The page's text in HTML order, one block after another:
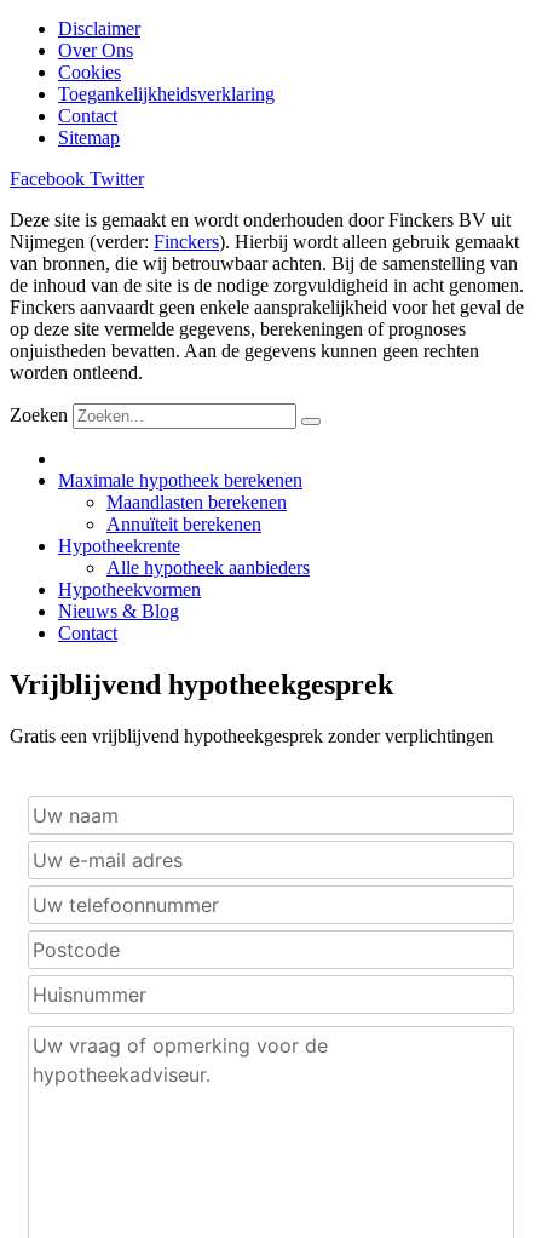
Disclaimer
Over Ons
Cookies
Toegankelijkheidsverklaring
Contact
Sitemap
Facebook Twitter
Deze site is gemaakt en wordt onderhouden door Finckers BV uit
Nijmegen (verder: Finckers). Hierbij wordt alleen gebruik gemaakt
van bronnen, die wij betrouwbaar achten. Bij de samenstelling van
de inhoud van de site is de nodige zorgvuldigheid in acht genomen.
Finckers aanvaardt geen enkele aansprakelijkheid voor het geval de
op deze site vermelde gegevens, berekeningen of prognoses
onjuistheden bevatten. Aan de gegevens kunnen geen rechten
worden ontleend.
Zoeken
Maximale hypotheek berekenen
Maandlasten berekenen
Annuïteit berekenen
Hypotheekrente
Alle hypotheek aanbieders
Hypotheekvormen
Nieuws & Blog
Contact
Vrijblijvend hypotheekgesprek
Gratis een vrijblijvend hypotheekgesprek zonder verplichtingen